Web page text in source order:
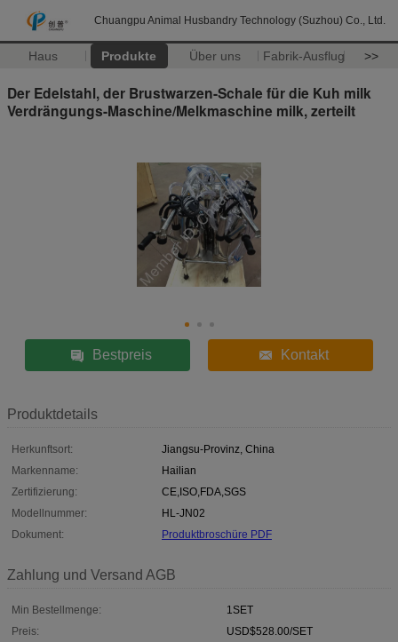
Chuangpu Animal Husbandry Technology (Suzhou) Co., Ltd.
Haus Produkte Über uns Fabrik-Ausflug >>
Der Edelstahl, der Brustwarzen-Schale für die Kuh milk
Verdrängungs-Maschine/Melkmaschine milk, zerteilt
Bestpreis Kontakt
Produktdetails
Herkunftsort:
Jiangsu-Provinz, China
Markenname:
Hailian
Zertifizierung:
CE,ISO,FDA,SGS
Modellnummer:
HL-JN02
Dokument:
Produktbroschüre PDF
Zahlung und Versand AGB
Min Bestellmenge:
1SET
Preis:
USD$528.00/SET